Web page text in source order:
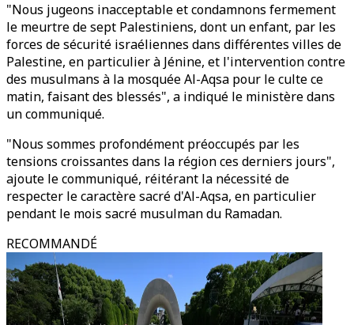
"Nous jugeons inacceptable et condamnons fermement
le meurtre de sept Palestiniens, dont un enfant, par les
forces de sécurité israéliennes dans différentes villes de
Palestine, en particulier à Jénine, et l'intervention contre
des musulmans à la mosquée Al-Aqsa pour le culte ce
matin, faisant des blessés", a indiqué le ministère dans
un communiqué.
"Nous sommes profondément préoccupés par les
tensions croissantes dans la région ces derniers jours",
ajoute le communiqué, réitérant la nécessité de
respecter le caractère sacré d'Al-Aqsa, en particulier
pendant le mois sacré musulman du Ramadan.
RECOMMANDÉ